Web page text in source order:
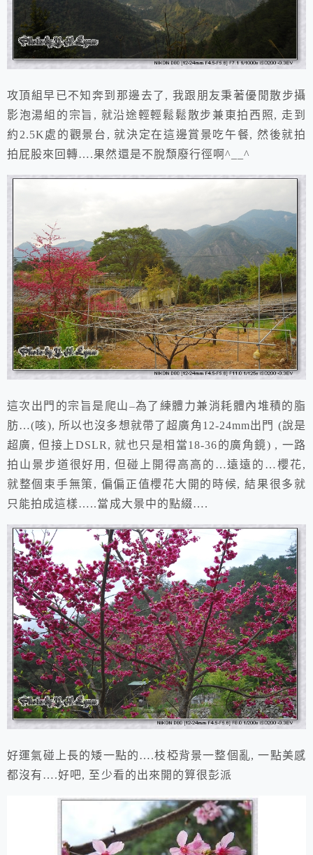
攻頂組早已不知奔到那邊去了, 我跟朋友秉著優閒散步攝
影泡湯組的宗旨, 就沿途輕輕鬆鬆散步兼東拍西照, 走到
約2.5K處的觀景台, 就決定在這邊賞景吃午餐, 然後就拍
拍屁股來回轉….果然還是不脫頹廢行徑啊^__^
這次出門的宗旨是爬山–為了練體力兼消耗體內堆積的脂
肪…(咳), 所以也沒多想就帶了超廣角12-24mm出門 (說是
超廣, 但接上DSLR, 就也只是相當18-36的廣角鏡) , 一路
拍山景步道很好用, 但碰上開得高高的…遠遠的…櫻花,
就整個束手無策, 偏偏正值櫻花大開的時候, 結果很多就
只能拍成這樣…..當成大景中的點綴….
好運氣碰上長的矮一點的….枝椏背景一整個亂, 一點美感
都沒有….好吧, 至少看的出來開的算很彭派